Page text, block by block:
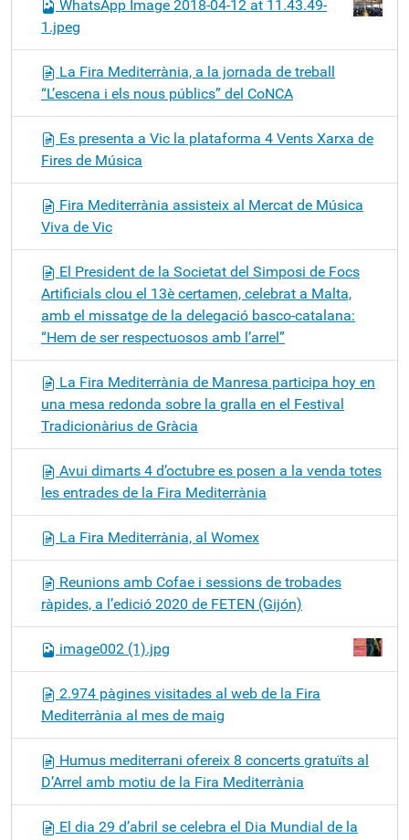
WhatsApp Image 2018-04-12 at 11.43.49-
1.jpeg
La Fira Mediterrània, a la jornada de treball
“L’escena i els nous públics” del CoNCA
Es presenta a Vic la plataforma 4 Vents Xarxa de
Fires de Música
Fira Mediterrània assisteix al Mercat de Música
Viva de Vic
El President de la Societat del Simposi de Focs
Artificials clou el 13è certamen, celebrat a Malta,
amb el missatge de la delegació basco-catalana:
“Hem de ser respectuosos amb l’arrel”
La Fira Mediterrània de Manresa participa hoy en
una mesa redonda sobre la gralla en el Festival
Tradicionàrius de Gràcia
Avui dimarts 4 d’octubre es posen a la venda totes
les entrades de la Fira Mediterrània
La Fira Mediterrània, al Womex
Reunions amb Cofae i sessions de trobades
ràpides, a l’edició 2020 de FETEN (Gijón)
image002 (1).jpg
2.974 pàgines visitades al web de la Fira
Mediterrània al mes de maig
Humus mediterrani ofereix 8 concerts gratuïts al
D’Arrel amb motiu de la Fira Mediterrània
El dia 29 d’abril se celebra el Dia Mundial de la